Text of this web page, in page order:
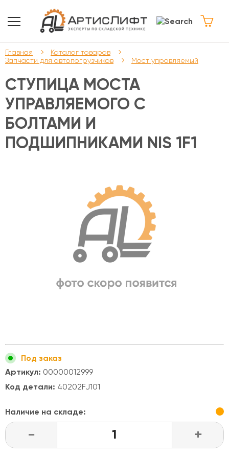
Главная
Каталог товаров
Запчасти для автопогрузчиков
Мост управляемый
СТУПИЦА МОСТА
УПРАВЛЯЕМОГО С
БОЛТАМИ И
ПОДШИПНИКАМИ NIS 1F1
Под заказ
Артикул: 00000012999
Код детали: 40202FJ101
Наличие на складе:
- +